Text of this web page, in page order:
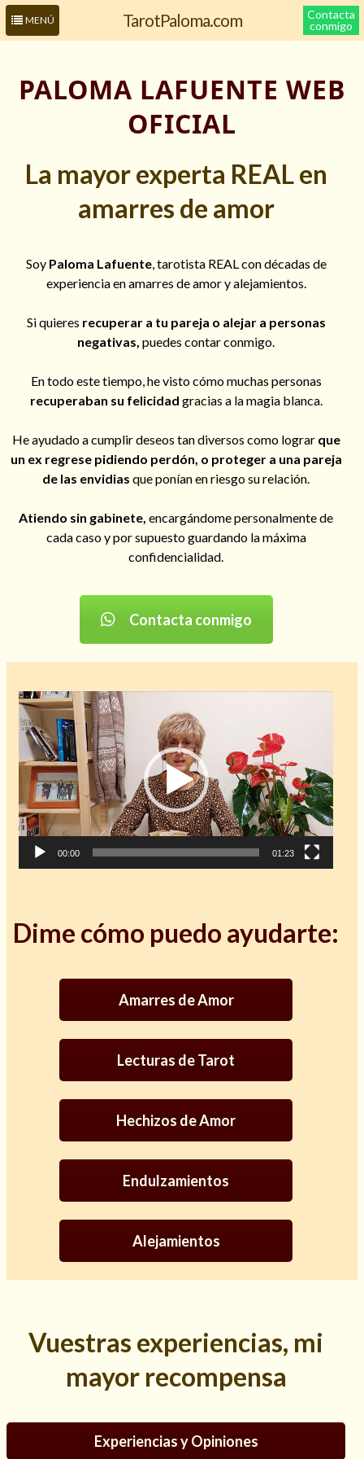
MENÚ TarotPaloma.com
Contacta
conmigo
Leer más sobre mí
Hechizos de amor
Amarre para recuperar a mi pareja
Cómo alejar a la amante de mi esposo
Endulzamiento
Consulta de tarot online
PALOMA LAFUENTE WEB
OFICIAL
La mayor experta REAL en
amarres de amor
Soy Paloma Lafuente, tarotista REAL con décadas de
experiencia en amarres de amor y alejamientos.
Si quieres recuperar a tu pareja o alejar a personas
negativas, puedes contar conmigo.
En todo este tiempo, he visto cómo muchas personas
recuperaban su felicidad gracias a la magia blanca.
He ayudado a cumplir deseos tan diversos como lograr que
un ex regrese pidiendo perdón, o proteger a una pareja
de las envidias que ponían en riesgo su relación.
Atiendo sin gabinete, encargándome personalmente de
cada caso y por supuesto guardando la máxima
confidencialidad.
Contacta conmigo
de
vídeo
00:00 01:23
Dime cómo puedo ayudarte:
Amarres de Amor
Lecturas de Tarot
Hechizos de Amor
Endulzamientos
Alejamientos
Vuestras experiencias, mi
mayor recompensa
Experiencias y Opiniones